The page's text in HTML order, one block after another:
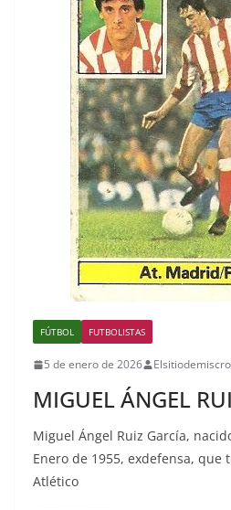
FÚTBOL FUTBOLISTAS
5 de enero de 2026
MIGUEL ÁNGEL
Miguel Ángel Ruiz García,
Enero de 1955, exdefensa,
Atlético